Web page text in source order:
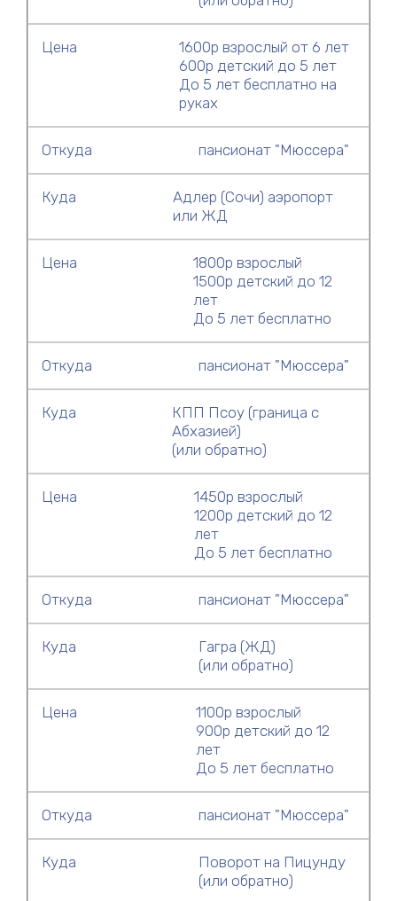
Цена
1600р взрослый от 6 лет
600р детский до 5 лет
До 5 лет бесплатно на
руках
Откуда пансионат "Мюссера"
Куда
Адлер (Сочи) аэропорт
или ЖД
Цена
1800р взрослый
1500р детский до 12
лет
До 5 лет бесплатно
Откуда пансионат "Мюссера"
Куда
КПП Псоу (граница с
Абхазией)
(или обратно)
Цена
1450р взрослый
1200р детский до 12
лет
До 5 лет бесплатно
Откуда пансионат "Мюссера"
Куда
Гагра (ЖД)
(или обратно)
Цена
1100р взрослый
900р детский до 12
лет
До 5 лет бесплатно
Откуда пансионат "Мюссера"
Куда
Поворот на Пицунду
(или обратно)